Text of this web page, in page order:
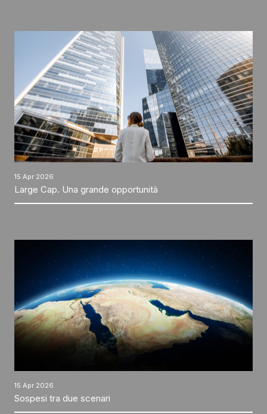
15 Apr 2026
Large Cap. Una grande opportunità
15 Apr 2026
Sospesi tra due scenari